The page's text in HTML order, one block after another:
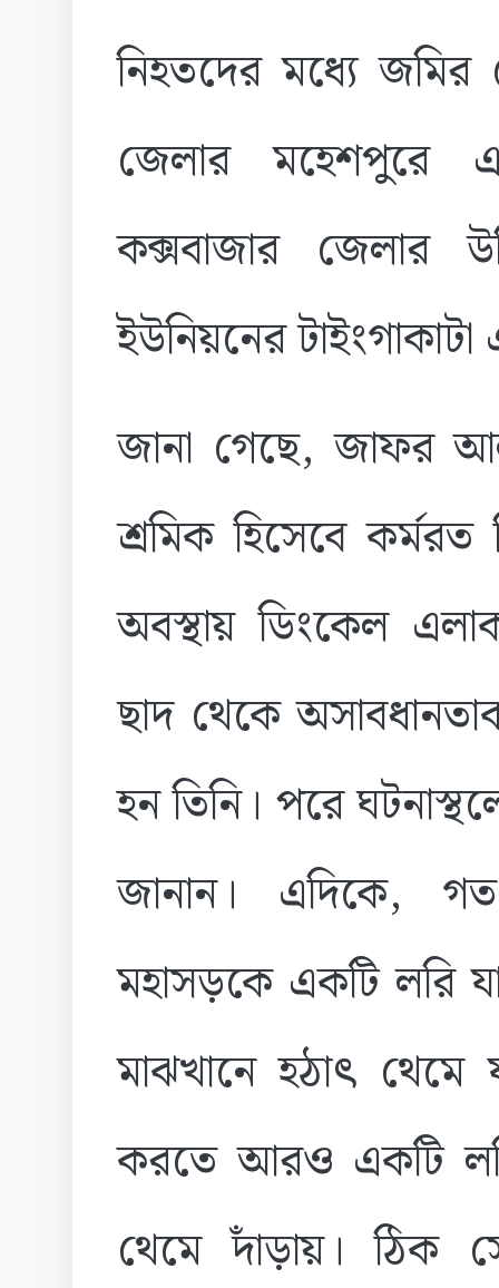
নিহতদের মধ্যে জমির
জেলার মহেশপুরে
কক্সবাজার জেলার
ইউনিয়নের
জানা গেছে, জাফর
শ্রমিক হিসেবে
অবস্থায় ডিংকেল
ছাদ থেকে
হন তিনি। পরে
জানান। এদিকে,
মহাসড়কে একটি লরি
মাঝখানে হঠাৎ
করতে আরও একটি
থেমে দাঁড়ায়।